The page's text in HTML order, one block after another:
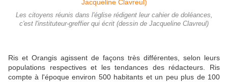
Les citoyens réunis dans l'église rédigent leur cahier de doléances,
c'est l'instituteur-greffier qui écrit (dessin de Jacqueline Clavreul)
Ris et Orangis agissent de façons très différentes, selon leurs
populations respectives et les tendances des rédacteurs. Ris
compte à l'époque environ 500 habitants et un peu plus de 100